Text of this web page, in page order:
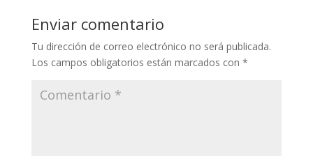
Li
n
k
o
o
k
m p
p
ti
r
Enviar comentario
Tu dirección de correo electrónico no será publicada.
Los campos obligatorios están marcados con *